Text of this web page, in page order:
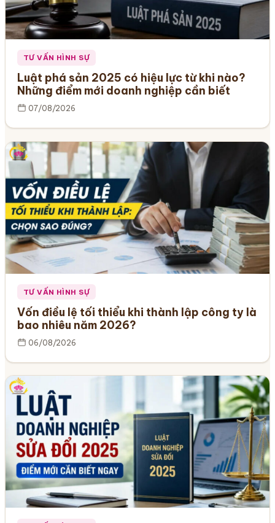
TƯ VẤN HÌNH SỰ
Luật phá sản 2025 có hiệu lực từ khi nào?
Những điểm mới doanh nghiệp cần biết
07/08/2026
TƯ VẤN HÌNH SỰ
Vốn điều lệ tối thiểu khi thành lập công ty là
bao nhiêu năm 2026?
06/08/2026